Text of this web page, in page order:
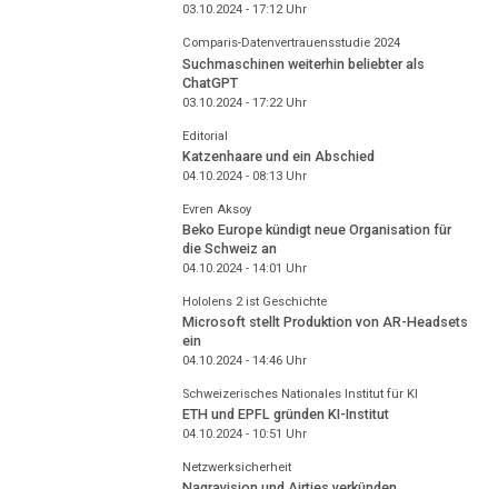
03.10.2024 - 17:12Uhr
Comparis-Datenvertrauensstudie 2024
Suchmaschinen weiterhin beliebter als
ChatGPT
03.10.2024 - 17:22Uhr
Editorial
Katzenhaare und ein Abschied
04.10.2024 - 08:13Uhr
Evren Aksoy
Beko Europe kündigt neue Organisation für
die Schweiz an
04.10.2024 - 14:01 Uhr
Hololens 2 ist Geschichte
Microsoft stellt Produktion von AR-Headsets
ein
04.10.2024 - 14:46Uhr
Schweizerisches Nationales Institut für KI
ETH und EPFL gründen KI-Institut
04.10.2024 - 10:51 Uhr
Netzwerksicherheit